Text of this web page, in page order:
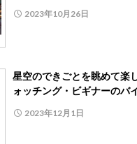
2023年10月26日
星空のできごとを眺めて
ォッチング・ビギナーのバ
2023年12月1日